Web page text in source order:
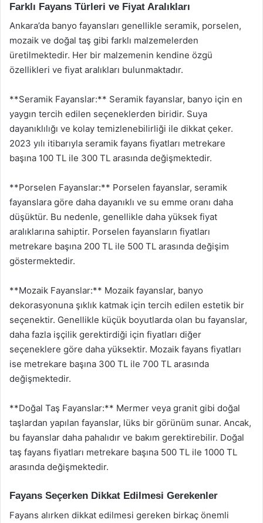
Farklı Fayans Türleri ve Fiyat Aralıkları
Ankara’da banyo fayansları genellikle seramik, porselen,
mozaik ve doğal taş gibi farklı malzemelerden
üretilmektedir. Her bir malzemenin kendine özgü
özellikleri ve fiyat aralıkları bulunmaktadır.
**Seramik Fayanslar:** Seramik fayanslar, banyo için en
yaygın tercih edilen seçeneklerden biridir. Suya
dayanıklılığı ve kolay temizlenebilirliği ile dikkat çeker.
2023 yılı itibarıyla seramik fayans fiyatları metrekare
başına 100 TL ile 300 TL arasında değişmektedir.
**Porselen Fayanslar:** Porselen fayanslar, seramik
fayanslara göre daha dayanıklı ve su emme oranı daha
düşüktür. Bu nedenle, genellikle daha yüksek fiyat
aralıklarına sahiptir. Porselen fayansların fiyatları
metrekare başına 200 TL ile 500 TL arasında değişim
göstermektedir.
**Mozaik Fayanslar:** Mozaik fayanslar, banyo
dekorasyonuna şıklık katmak için tercih edilen estetik bir
seçenektir. Genellikle küçük boyutlarda olan bu fayanslar,
daha fazla işçilik gerektirdiği için fiyatları diğer
seçeneklere göre daha yüksektir. Mozaik fayans fiyatları
ise metrekare başına 300 TL ile 700 TL arasında
değişmektedir.
**Doğal Taş Fayanslar:** Mermer veya granit gibi doğal
taşlardan yapılan fayanslar, lüks bir görünüm sunar. Ancak,
bu fayanslar daha pahalıdır ve bakım gerektirebilir. Doğal
taş fayans fiyatları metrekare başına 500 TL ile 1000 TL
arasında değişmektedir.
Fayans Seçerken Dikkat Edilmesi Gerekenler
Fayans alırken dikkat edilmesi gereken birkaç önemli